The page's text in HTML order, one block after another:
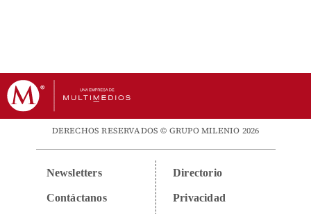
DERECHOS RESERVADOS © GRUPO MILENIO 2026
Newsletters
Contáctanos
Directorio
Privacidad